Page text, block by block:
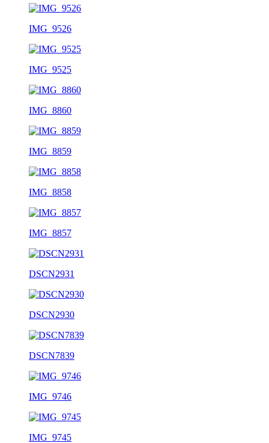
IMG_9526
IMG_9525
IMG_8860
IMG_8859
IMG_8858
IMG_8857
DSCN2931
DSCN2930
DSCN7839
IMG_9746
IMG_9745